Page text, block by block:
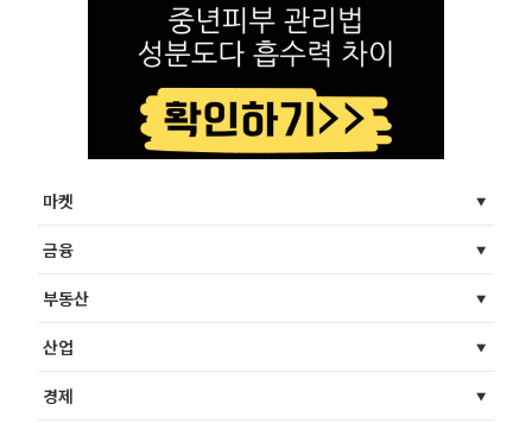
마켓
금융
부동산
산업
경제